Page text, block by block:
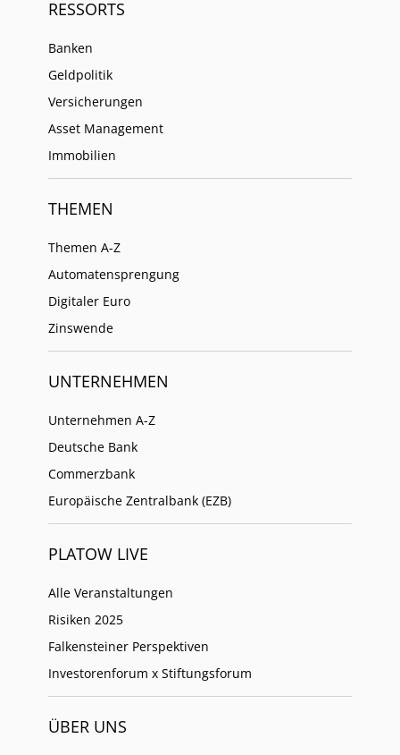
RESSORTS
Banken
Geldpolitik
Versicherungen
Asset Management
Immobilien
THEMEN
Themen A-Z
Automatensprengung
Digitaler Euro
Zinswende
UNTERNEHMEN
Unternehmen A-Z
Deutsche Bank
Commerzbank
Europäische Zentralbank (EZB)
PLATOW LIVE
Alle Veranstaltungen
Risiken 2025
Falkensteiner Perspektiven
Investorenforum x Stiftungsforum
ÜBER UNS